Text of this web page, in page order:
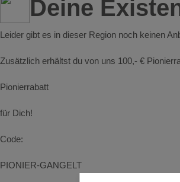
Deine
Leider gibt es in dieser Region noch keinen
Zusätzlich erhältst du von uns 100,- €
Pionierrabatt
für Dich!
Code:
PIONIER-GANGELT